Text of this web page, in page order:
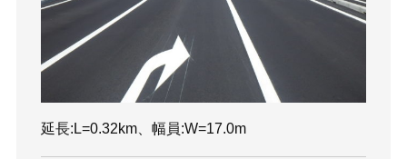
延長:L=0.32km、幅員:W=17.0m